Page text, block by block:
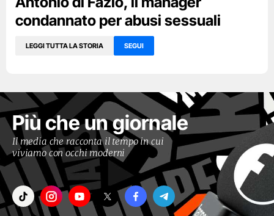
condannato per abusi sessuali
LEGGI TUTTA LA STORIA SEGUI
Più che un giornale
Il media che racconta il tempo in cui
viviamo con occhi moderni